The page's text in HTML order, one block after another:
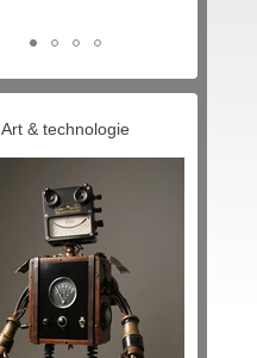
Art & technologie